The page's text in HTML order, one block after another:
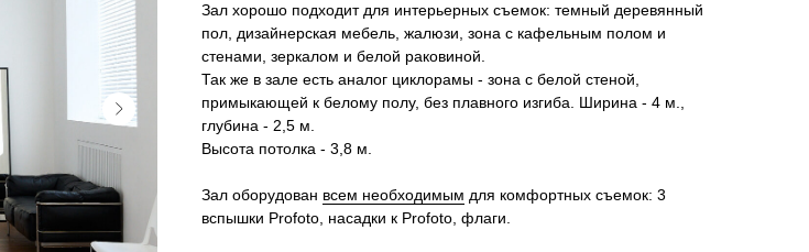
Зал хорошо подходит для интерьерных съемок: темный деревянный
пол, дизайнерская мебель, жалюзи, зона с кафельным полом и
стенами, зеркалом и белой раковиной.
Так же в зале есть аналог циклорамы - зона с белой стеной,
примыкающей к белому полу, без плавного изгиба. Ширина - 4 м.,
глубина - 2,5 м.
Высота потолка - 3,8 м.
Зал оборудован всем необходимым для комфортных съемок: 3
вспышки Profoto, насадки к Profoto, флаги.